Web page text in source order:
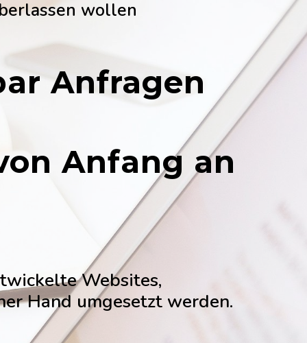
wollen
Anfragen
Anfang an
Websites,
Hand umgesetzt werden.